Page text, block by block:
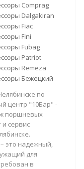
Comprag
Dalgakiran
Fiac
Fini
Fubag
Patriot
Remeza
Бежецкий
по
центр "10Бар" -
поршневых
сервис
это надежный,
для
в